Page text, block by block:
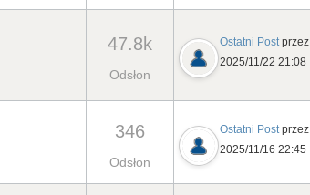
47.8k
Odsłon
Ostatni Post przez
2025/11/22 21:08
346
Odsłon
Ostatni Post przez
2025/11/16 22:45